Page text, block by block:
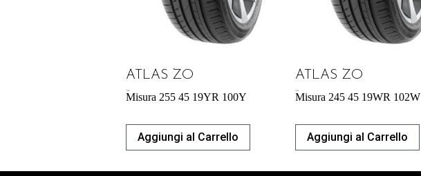
ATLAS ZO
Misura 255 45 19YR 100Y
Aggiungi al Carrello
ATLAS ZO
Misura 245 45 19WR 102W
Aggiungi al Carrello